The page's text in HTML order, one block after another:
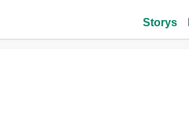
Storys